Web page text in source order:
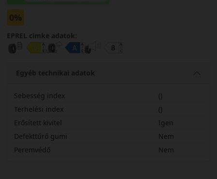
0%
EPREL cimke adatok:
Egyéb technikai adatok
Sebesség index
()
Terhelési index
()
Erősített kivitel
Igen
Defekttűrő gumi
Nem
Peremvédő
Nem